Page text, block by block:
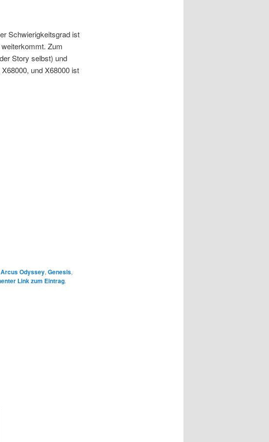
Schwierigkeitsgrad ist
Zum
Story selbst) und
und X68000 ist
Arcus Odyssey,Genesis,
Link zum Eintrag.